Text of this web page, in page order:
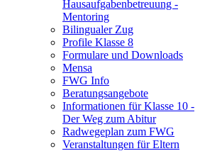
Hausaufgabenbetreuung -
Mentoring
Bilingualer Zug
Profile Klasse 8
Formulare und Downloads
Mensa
FWG Info
Beratungsangebote
Informationen für Klasse 10 -
Der Weg zum Abitur
Radwegeplan zum FWG
Veranstaltungen für Eltern